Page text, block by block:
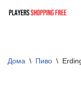
Дома \ Пиво \